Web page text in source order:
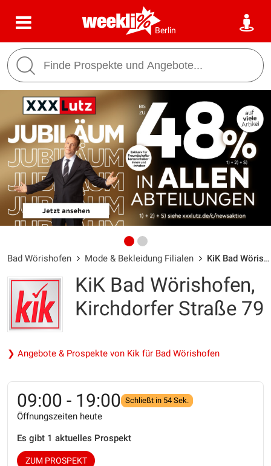
Berlin
Bad Wörishofen Mode & Bekleidung Filialen KiK Bad Wörishofen / Kirchdorfer Straße 79 - Öffnungszeiten & Adresse
KiK Bad Wörishofen,
Kirchdorfer Straße 79
❯ Angebote & Prospekte von Kik für Bad Wörishofen
09:00 - 19:00 Schließt in 54 Sek.
Öffnungszeiten heute
Es gibt 1 aktuelles Prospekt
ZUM PROSPEKT